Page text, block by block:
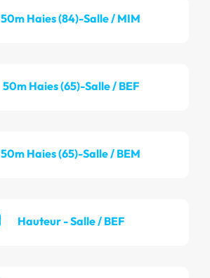
50m Haies (84)-Salle / MIM
50m Haies (65)-Salle / BEF
50m Haies (65)-Salle / BEM
Hauteur - Salle / BEF